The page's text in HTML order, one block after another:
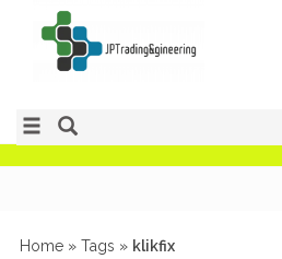
Home » Tags » klikfix